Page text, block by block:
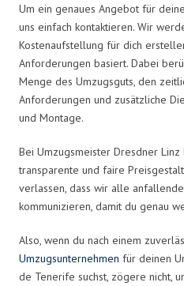
Um ein genaues Angebot für
uns einfach kontaktieren. Wir
Kostenaufstellung für dich
Anforderungen basiert. Dabei
Menge des Umzugsguts, den
Anforderungen und zusätzliche
und Montage.
Bei Umzugsmeister Dresdner
transparente und faire
verlassen, dass wir alle
kommunizieren, damit du genau
Also, wenn du nach einem
Umzugsunternehmen für deinen
de Tenerife suchst, zögere nicht,